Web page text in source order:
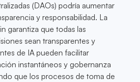
(DAOs) podría aumentar
y responsabilidad. La
garantiza que todas las
sean transparentes y
de IA pueden facilitar
instantáneos y gobernanza
que los procesos de toma de